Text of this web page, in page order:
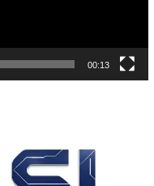
00:13